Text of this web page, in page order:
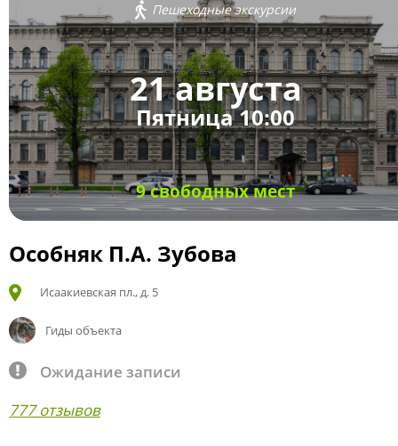
Пешеходные экскурсии
21 августа
Пятница 10:00
9 свободных мест
Особняк П.А. Зубова
Исаакиевская пл., д. 5
Гиды объекта
Ожидание записи
777 отзывов